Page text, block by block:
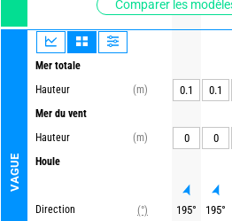
Comparer les
VAGUE
Mer totale
Hauteur
(m)
Mer du vent
Hauteur
(m)
Houle
Direction
(°)
0.1 0.1
0 0
195° 195°